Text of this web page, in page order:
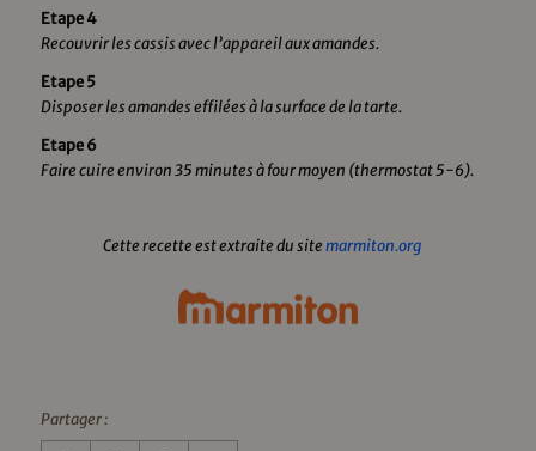
Etape 4
Recouvrir les cassis avec l’appareil aux amandes.
Etape 5
Disposer les amandes effilées à la surface de la tarte.
Etape 6
Faire cuire environ 35 minutes à four moyen (thermostat 5-6).
Cette recette est extraite du sitemarmiton.org
Partager :